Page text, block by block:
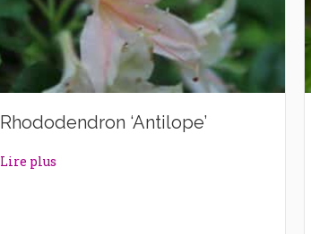
Rhododendron ‘Antilope’
Lire plus